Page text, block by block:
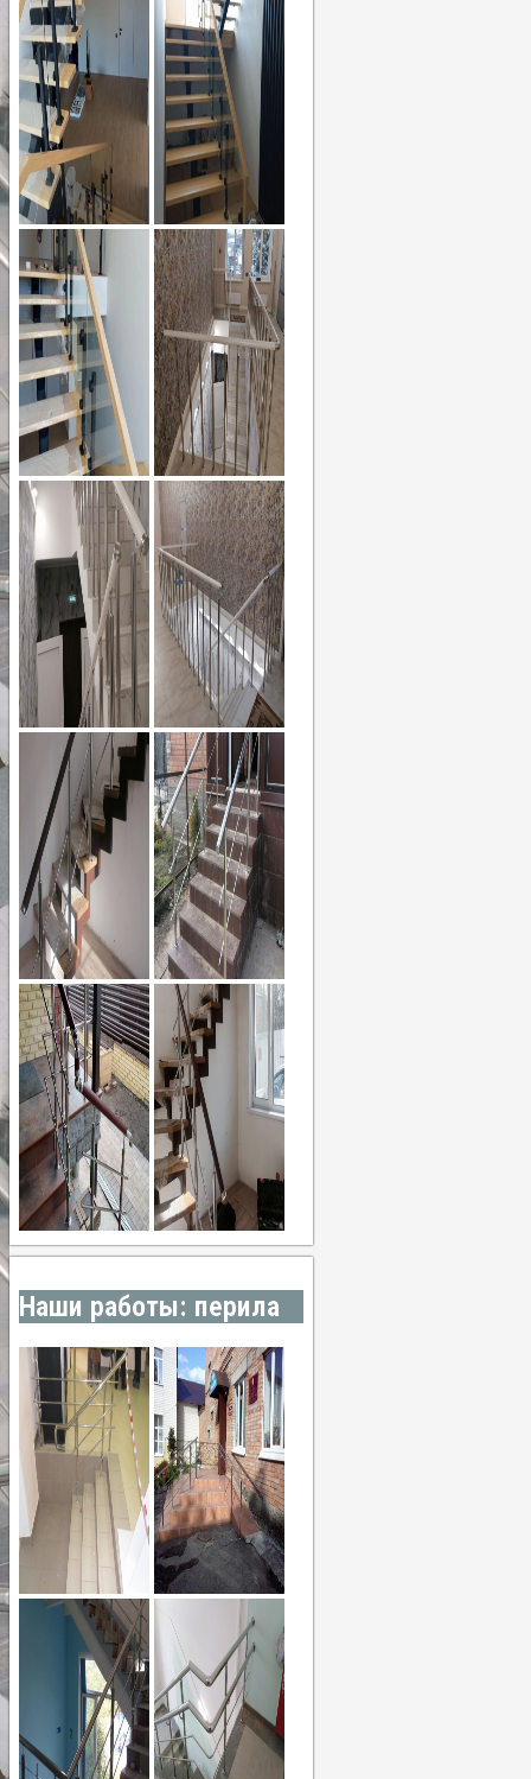
Наши работы: перила